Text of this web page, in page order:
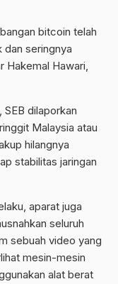
bitcoin telah
dan seringnya
Hakemal Hawari,
dilaporkan
Malaysia atau
hilangnya
stabilitas jaringan
aparat juga
seluruh
sebuah video yang
mesin-mesin
alat berat